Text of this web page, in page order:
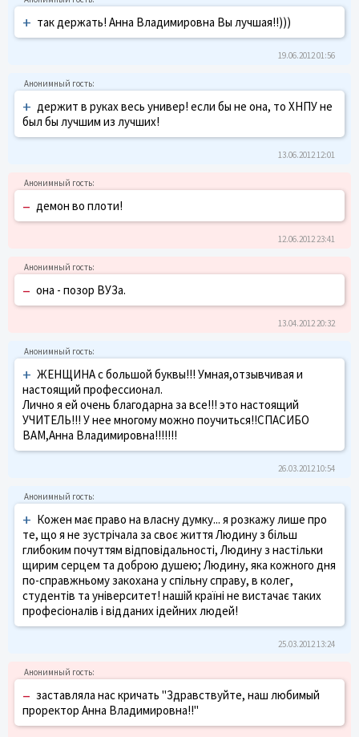
+ так держать! Анна Владимировна Вы лучшая!!)))
19.06.2012 01:56
+ держит в руках весь универ! если бы не она, то ХНПУ не
был бы лучшим из лучших!
13.06.2012 12:01
– демон во плоти!
12.06.2012 23:41
– она - позор ВУЗа.
13.04.2012 20:32
+ ЖЕНЩИНА с большой буквы!!! Умная,отзывчивая и
настоящий профессионал.
Лично я ей очень благодарна за все!!! это настоящий
УЧИТЕЛЬ!!! У нее многому можно поучиться!!СПАСИБО
ВАМ,Анна Владимировна!!!!!!!
26.03.2012 10:54
+ Кожен має право на власну думку... я розкажу лише про
те, що я не зустрічала за своє життя Людину з більш
глибоким почуттям відповідальності, Людину з настільки
щирим серцем та доброю душею; Людину, яка кожного дня
по-справжньому закохана у спільну справу, в колег,
студентів та університет! нашій країні не вистачає таких
професіоналів і відданих ідейних людей!
25.03.2012 13:24
– заставляла нас кричать "Здравствуйте, наш любимый
проректор Анна Владимировна!!"